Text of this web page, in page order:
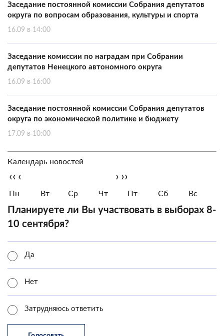
Заседание постоянной комиссии Собрания депутатов
округа по вопросам образования, культуры и спорта
16.09 в 14:00
Заседание комиссии по наградам при Собрании
депутатов Ненецкого автономного округа
16.09 в 16:00
Заседание постоянной комиссии Собрания депутатов
округа по экономической политике и бюджету
17.09 в 10:00
Календарь новостей
‹‹ ‹ › ››
Пн Вт Ср Чт Пт Сб Вс
Планируете ли Вы участвовать в выборах 8-
10 сентября?
Да
Нет
Затрудняюсь ответить